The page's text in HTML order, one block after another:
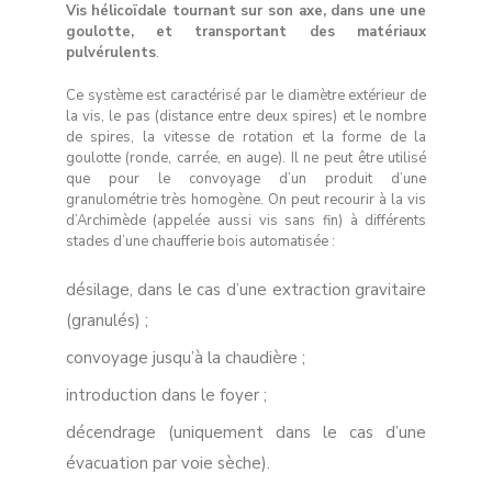
Vis hélicoïdale tournant sur son axe, dans une une
goulotte, et transportant des matériaux
pulvérulents.
Ce système est caractérisé par le diamètre extérieur de
la vis, le pas (distance entre deux spires) et le nombre
de spires, la vitesse de rotation et la forme de la
goulotte (ronde, carrée, en auge). Il ne peut être utilisé
que pour le convoyage d’un produit d’une
granulométrie très homogène. On peut recourir à la vis
d’Archimède (appelée aussi vis sans fin) à différents
stades d’une chaufferie bois automatisée :
désilage, dans le cas d’une extraction gravitaire
(granulés) ;
convoyage jusqu’à la chaudière ;
introduction dans le foyer ;
décendrage (uniquement dans le cas d’une
évacuation par voie sèche).